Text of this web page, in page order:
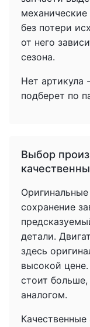
механические
без потери
от него
сезона.
Нет
подберет по
Выбор
сохранение
детали.
здесь
высокой
стоит
аналогом.